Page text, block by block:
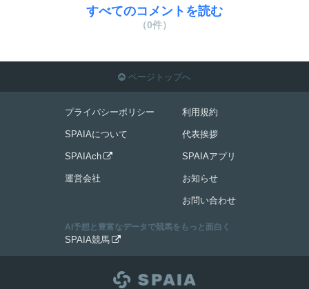
すべてのコメントを読む
（0件）
 ページトップへ
プライバシーポリシー
SPAIAについて
SPAIAch 
運営会社
利用規約
代表挨拶
SPAIAアプリ
お知らせ
お問い合わせ
AI予想と豊富なデータで競馬をもっと面白く
SPAIA競馬 